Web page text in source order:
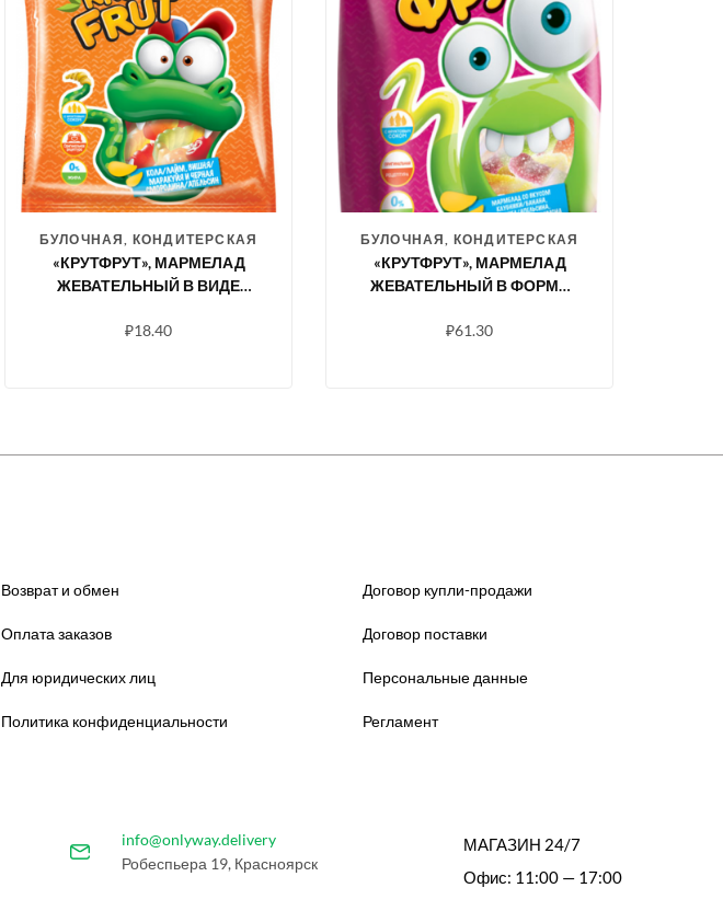
БУЛОЧНАЯ, КОНДИТЕРСКАЯ
«КРУТФРУТ», МАРМЕЛАД
ЖЕВАТЕЛЬНЫЙ В ВИДЕ
₽18.40
БУЛОЧНАЯ, КОНДИТЕРСКАЯ
«КРУТФРУТ», МАРМЕЛАД
ЖЕВАТЕЛЬНЫЙ В ФОРМЕ
ПОСЫПКЕ С ЛЕГКОЙ
₽61.30
Возврат и обмен
Оплата заказов
Для юридических лиц
Политика конфиденциальности
Договор купли-продажи
Договор поставки
Персональные данные
Регламент
info@onlyway.delivery
Робеспьера 19, Красноярск
МАГАЗИН 24/7
Офис: 11:00 — 17:00